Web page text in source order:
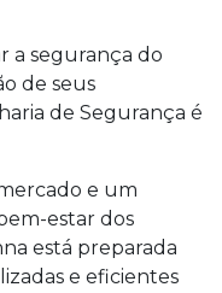
a segurança do
de seus
de Segurança é
e um
estar dos
está preparada
e eficientes